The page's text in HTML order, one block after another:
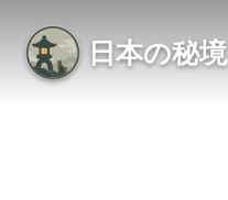
日本の秘境